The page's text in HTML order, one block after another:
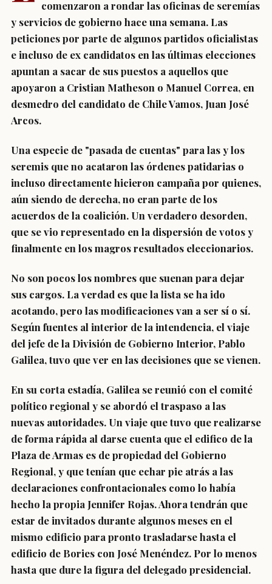
comenzaron a rondar las oficinas de seremías
y servicios de gobierno hace una semana. Las
peticiones por parte de algunos partidos oficialistas
e incluso de ex candidatos en las últimas elecciones
apuntan a sacar de sus puestos a aquellos que
apoyaron a Cristian Matheson o Manuel Correa, en
desmedro del candidato de Chile Vamos, Juan José
Arcos.
Una especie de "pasada de cuentas" para las y los
seremis que no acataron las órdenes patidarias o
incluso directamente hicieron campaña por quienes,
aún siendo de derecha, no eran parte de los
acuerdos de la coalición. Un verdadero desorden,
que se vio representado en la dispersión de votos y
finalmente en los magros resultados eleccionarios.
No son pocos los nombres que suenan para dejar
sus cargos. La verdad es que la lista se ha ido
acotando, pero las modificaciones van a ser sí o sí.
Según fuentes al interior de la intendencia, el viaje
del jefe de la División de Gobierno Interior, Pablo
Galilea, tuvo que ver en las decisiones que se vienen.
En su corta estadía, Galilea se reunió con el comité
político regional y se abordó el traspaso a las
nuevas autoridades. Un viaje que tuvo que realizarse
de forma rápida al darse cuenta que el edifico de la
Plaza de Armas es de propiedad del Gobierno
Regional, y que tenían que echar pie atrás a las
declaraciones confrontacionales como lo había
hecho la propia Jennifer Rojas. Ahora tendrán que
estar de invitados durante algunos meses en el
mismo edificio para pronto trasladarse hasta el
edificio de Bories con José Menéndez. Por lo menos
hasta que dure la figura del delegado presidencial.